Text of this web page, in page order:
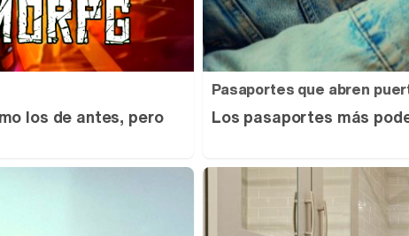
los de antes, pero
Pasaportes que abren
Los pasaportes más